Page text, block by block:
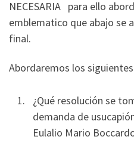
NECESARIA para ello
emblematico que abajo se
final.
Abordaremos los
¿Qué resolución se
demanda de
Eulalio Mario